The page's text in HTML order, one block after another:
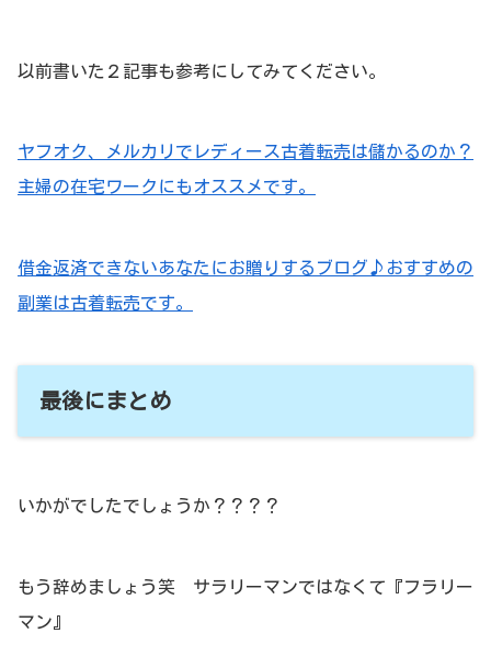
以前書いた２記事も参考にしてみてください。
ヤフオク、メルカリでレディース古着転売は儲かるのか？
主婦の在宅ワークにもオススメです。
借金返済できないあなたにお贈りするブログ♪おすすめの
副業は古着転売です。
最後にまとめ
いかがでしたでしょうか？？？？
もう辞めましょう笑 サラリーマンではなくて『フラリー
マン』